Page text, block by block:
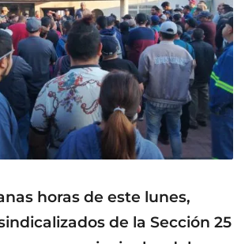
horas de este lunes,
de la Sección 25